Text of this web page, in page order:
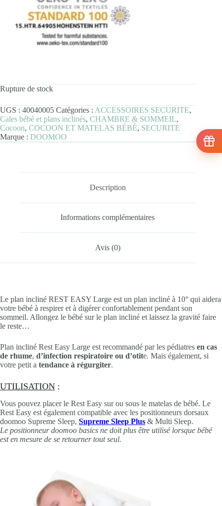
Rupture de stock
UGS : 40040005 Catégories : ACCESSOIRES SECURITE,
Cales bébé et plans inclinés, CHAMBRE & SOMMEIL,
Cocoon, COCOON ET MATELAS BÉBÉ, SECURITE
Marque : DOOMOO
Description
Informations complémentaires
Avis (0)
Le plan incliné REST EASY Large est un plan incliné à 10° qui aidera
votre bébé à respirer et à digérer confortablement pendant son
sommeil. Allongez le bébé sur le plan incliné et laissez la gravité faire
le reste…
Plan incliné Rest Easy Large est recommandé par les pédiatres en cas
de rhume, d’infection respiratoire ou d’otite. Mais également, si
votre petit a tendance à régurgiter.
UTILISATION :
Vous pouvez placer le Rest Easy sur ou sous le matelas de bébé. Le
Rest Easy est également compatible avec les positionneurs dorsaux
doomoo Supreme Sleep, Supreme Sleep Plus & Multi Sleep.
Le positionneur doomoo basics ne doit plus être utilisé lorsque bébé
est en mesure de se retourner tout seul.